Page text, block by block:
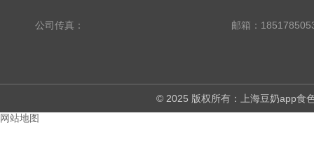
公司传真： 邮箱：
© 2025 版权所有：上海豆奶
网站地图